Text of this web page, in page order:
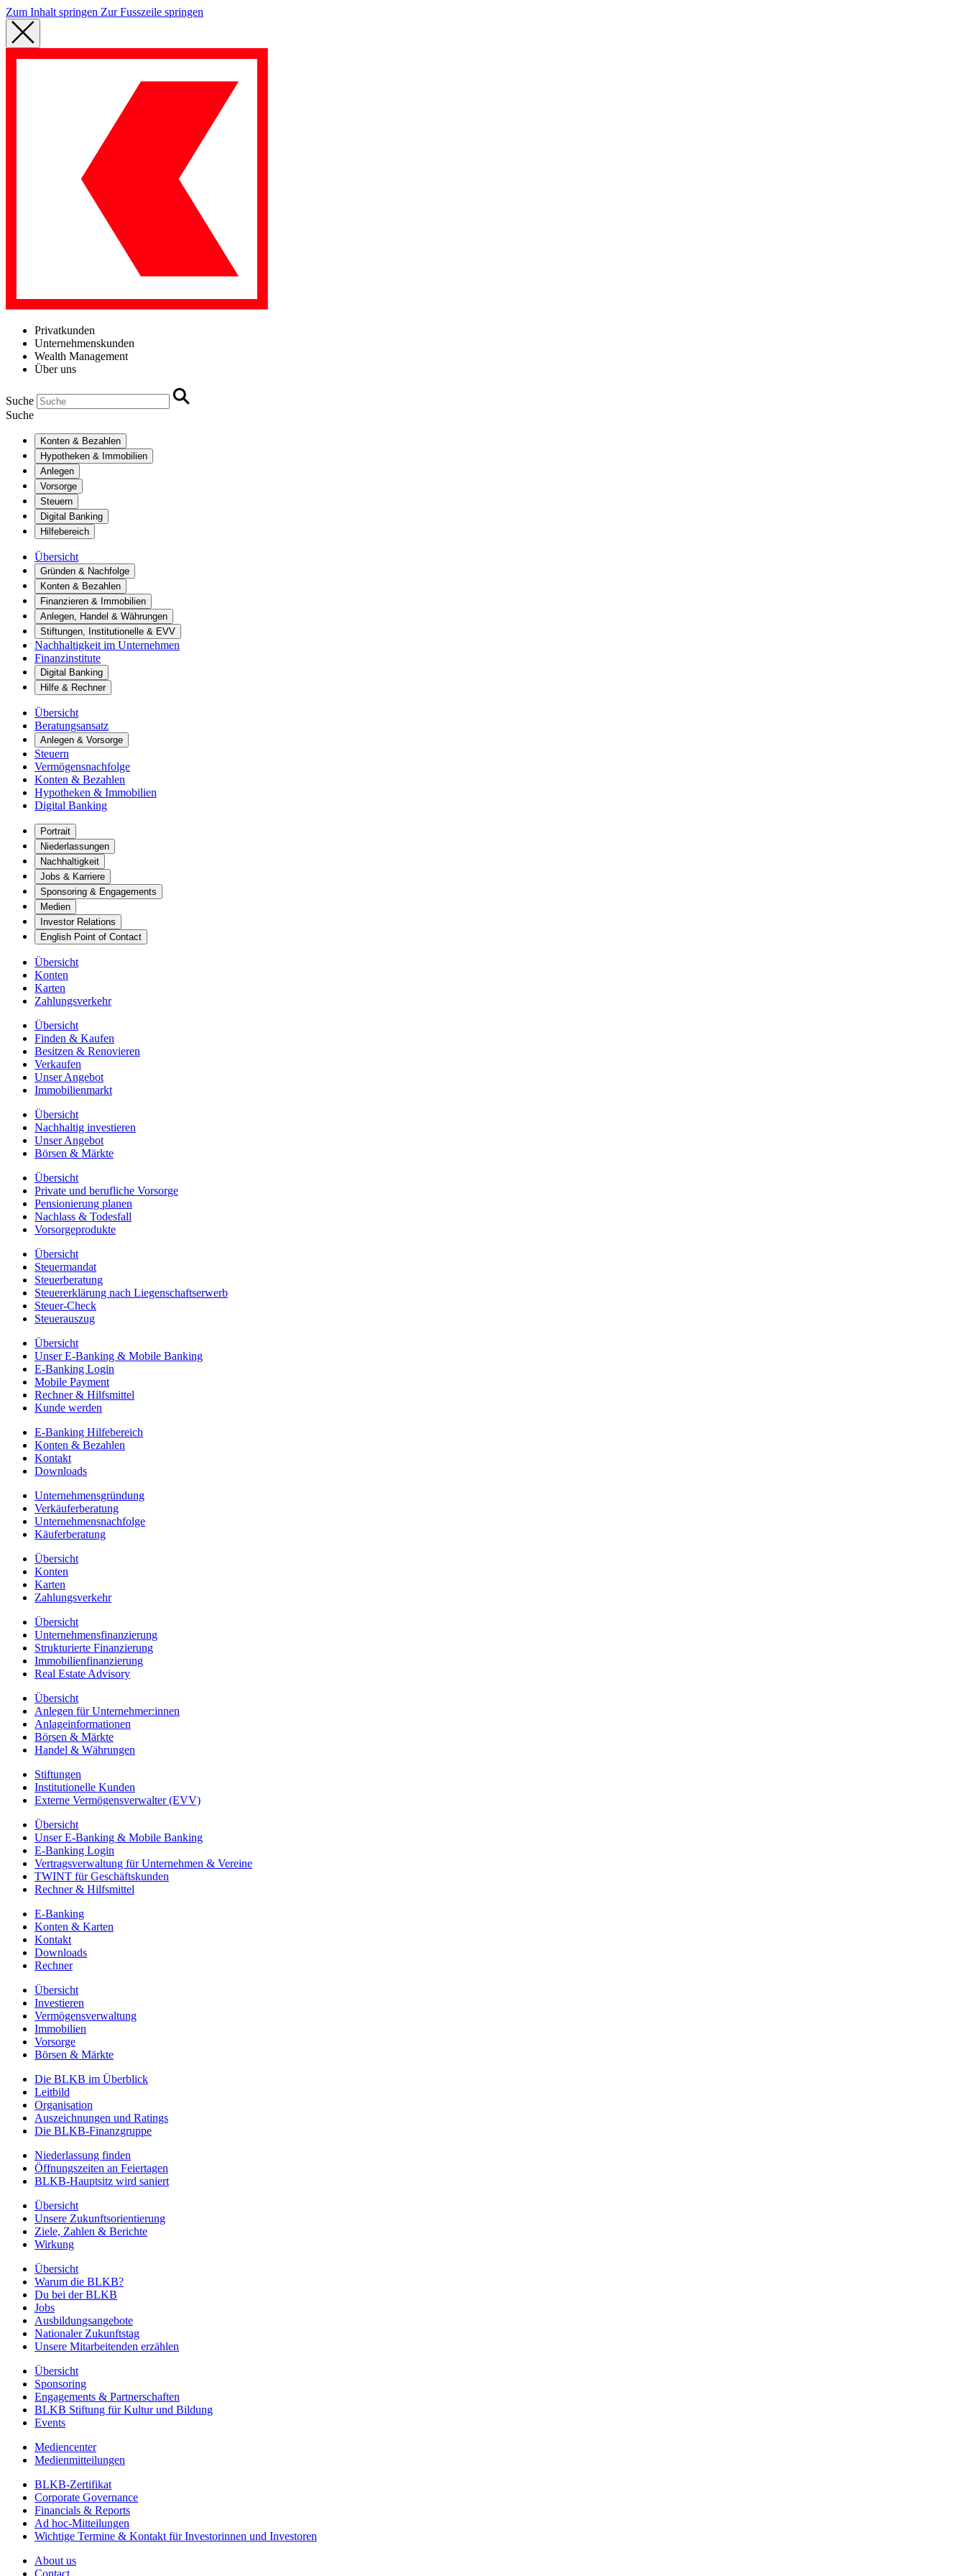
Zum Inhalt springen Zur Fusszeile springen
Privatkunden
Unternehmenskunden
Wealth Management
Über uns
Suche
Suche
Konten & Bezahlen
Hypotheken & Immobilien
Anlegen
Vorsorge
Steuern
Digital Banking
Hilfebereich
Übersicht
Gründen & Nachfolge
Konten & Bezahlen
Finanzieren & Immobilien
Anlegen, Handel & Währungen
Stiftungen, Institutionelle & EVV
Nachhaltigkeit im Unternehmen
Finanzinstitute
Digital Banking
Hilfe & Rechner
Übersicht
Beratungsansatz
Anlegen & Vorsorge
Steuern
Vermögensnachfolge
Konten & Bezahlen
Hypotheken & Immobilien
Digital Banking
Portrait
Niederlassungen
Nachhaltigkeit
Jobs & Karriere
Sponsoring & Engagements
Medien
Investor Relations
English Point of Contact
Übersicht
Konten
Karten
Zahlungsverkehr
Übersicht
Finden & Kaufen
Besitzen & Renovieren
Verkaufen
Unser Angebot
Immobilienmarkt
Übersicht
Nachhaltig investieren
Unser Angebot
Börsen & Märkte
Übersicht
Private und berufliche Vorsorge
Pensionierung planen
Nachlass & Todesfall
Vorsorgeprodukte
Übersicht
Steuermandat
Steuerberatung
Steuererklärung nach Liegenschaftserwerb
Steuer-Check
Steuerauszug
Übersicht
Unser E-Banking & Mobile Banking
E-Banking Login
Mobile Payment
Rechner & Hilfsmittel
Kunde werden
E-Banking Hilfebereich
Konten & Bezahlen
Kontakt
Downloads
Unternehmensgründung
Verkäuferberatung
Unternehmensnachfolge
Käuferberatung
Übersicht
Konten
Karten
Zahlungsverkehr
Übersicht
Unternehmensfinanzierung
Strukturierte Finanzierung
Immobilienfinanzierung
Real Estate Advisory
Übersicht
Anlegen für Unternehmer:innen
Anlageinformationen
Börsen & Märkte
Handel & Währungen
Stiftungen
Institutionelle Kunden
Externe Vermögensverwalter (EVV)
Übersicht
Unser E-Banking & Mobile Banking
E-Banking Login
Vertragsverwaltung für Unternehmen & Vereine
TWINT für Geschäftskunden
Rechner & Hilfsmittel
E-Banking
Konten & Karten
Kontakt
Downloads
Rechner
Übersicht
Investieren
Vermögensverwaltung
Immobilien
Vorsorge
Börsen & Märkte
Die BLKB im Überblick
Leitbild
Organisation
Auszeichnungen und Ratings
Die BLKB-Finanzgruppe
Niederlassung finden
Öffnungszeiten an Feiertagen
BLKB-Hauptsitz wird saniert
Übersicht
Unsere Zukunftsorientierung
Ziele, Zahlen & Berichte
Wirkung
Übersicht
Warum die BLKB?
Du bei der BLKB
Jobs
Ausbildungsangebote
Nationaler Zukunftstag
Unsere Mitarbeitenden erzählen
Übersicht
Sponsoring
Engagements & Partnerschaften
BLKB Stiftung für Kultur und Bildung
Events
Mediencenter
Medienmitteilungen
BLKB-Zertifikat
Corporate Governance
Financials & Reports
Ad hoc-Mitteilungen
Wichtige Termine & Kontakt für Investorinnen und Investoren
About us